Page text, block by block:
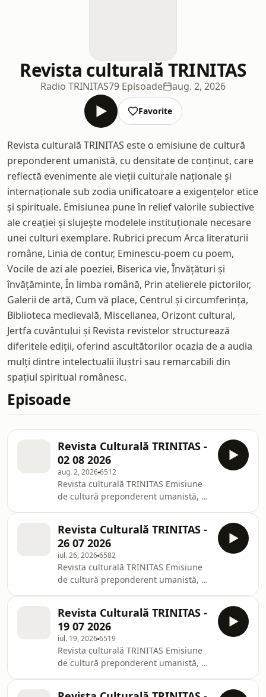
Revista culturală TRINITAS
Radio TRINITAS79 Episoade aug. 2, 2026
Favorite
Revista culturală TRINITAS este o emisiune de cultură
preponderent umanistă, cu densitate de conținut, care
reflectă evenimente ale vieții culturale naționale și
internaționale sub zodia unificatoare a exigențelor etice
și spirituale. Emisiunea pune în relief valorile subiective
ale creației și slujește modelele instituționale necesare
unei culturi exemplare. Rubrici precum Arca literaturii
române, Linia de contur, Eminescu-poem cu poem,
Vocile de azi ale poeziei, Biserica vie, Învățături și
învățăminte, În limba română, Prin atelierele pictorilor,
Galerii de artă, Cum vă place, Centrul și circumferința,
Biblioteca medievală, Miscellanea, Orizont cultural,
Jertfa cuvântului și Revista revistelor structurează
diferitele ediții, oferind ascultătorilor ocazia de a audia
mulți dintre intelectualii iluștri sau remarcabili din
spațiul spiritual românesc.
Episoade
Revista Culturală TRINITAS -
02 08 2026
aug. 2, 20266512
Revista culturală TRINITAS Emisiune
de cultură preponderent umanistă, cu
naționale și internaționale, sub zodia
unificatoare a exigențelor etice și
spirituale. Revista culturală TRINITAS
pune în relief valorile subiective ale
creației și, deopotrivă, slujește,
proaspăt și eficient, modelele
instituționale fără de care nu poate
dăinu
Revista Culturală TRINITAS -
26 07 2026
iul. 26, 20266582
Revista culturală TRINITAS Emisiune
de cultură preponderent umanistă, cu
naționale și internaționale, sub zodia
unificatoare a exigențelor etice și
spirituale. Revista culturală TRINITAS
pune în relief valorile subiective ale
creației și, deopotrivă, slujește,
proaspăt și eficient, modelele
instituționale fără de care nu poate
Revista Culturală TRINITAS -
19 07 2026
iul. 19, 20266519
Revista culturală TRINITAS Emisiune
de cultură preponderent umanistă, cu